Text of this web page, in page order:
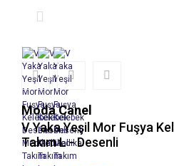
Moda Canel
V Yaka Yeşil Mor Fuşya
Takım L - Desenli